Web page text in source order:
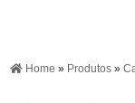
Home » Produtos»